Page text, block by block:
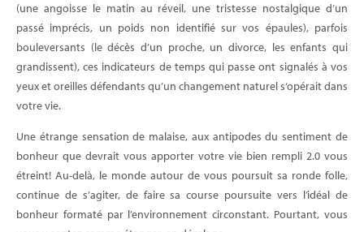
(une angoisse le matin au réveil, une tristesse nostalgique d’un
passé imprécis, un poids non identifié sur vos épaules), parfois
bouleversants (le décès d’un proche, un divorce, les enfants qui
grandissent), ces indicateurs de temps qui passe ont signalés à vos
yeux et oreilles défendants qu’un changement naturel s‘opérait dans
votre vie.
Une étrange sensation de malaise, aux antipodes du sentiment de
bonheur que devrait vous apporter votre vie bien rempli 2.0 vous
étreint! Au-delà, le monde autour de vous poursuit sa ronde folle,
continue de s’agiter, de faire sa course poursuite vers l’idéal de
bonheur formaté par l’environnement circonstant. Pourtant, vous